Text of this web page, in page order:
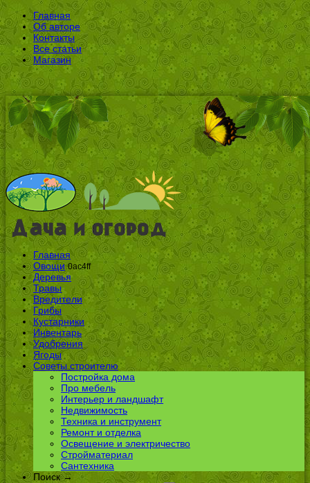
Главная
Об авторе
Контакты
Все статьи
Магазин
Главная
Овощи 0ac4ff
Деревья
Травы
Вредители
Грибы
Кустарники
Инвентарь
Удобрения
Ягоды
Советы строителю
Постройка дома
Про мебель
Интерьер и ландшафт
Недвижимость
Техника и инструмент
Ремонт и отделка
Освещение и электричество
Стройматериал
Сантехника
Поиск →